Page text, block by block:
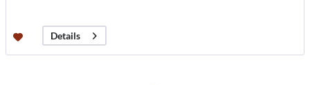
Details